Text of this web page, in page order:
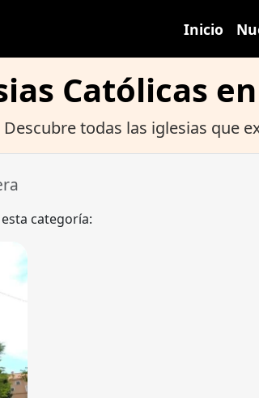
Inicio
Católicas
Descubre todas las iglesias que
categoría: